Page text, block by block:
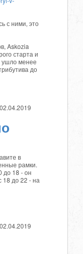
с ними, это
Askozia
старта и
ушло менее
до
02.04.2019
в
рамки.
до 18 - он
18 до 22 - на
02.04.2019